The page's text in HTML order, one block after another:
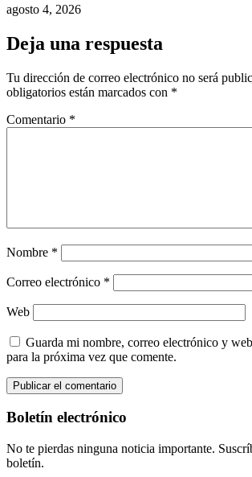
agosto 4, 2026
Deja una respuesta
Tu dirección de correo electrónico no será
obligatorios están marcados con *
Comentario *
Nombre *
Correo electrónico *
Web
Guarda mi nombre, correo electrónico y
para la próxima vez que comente.
Boletín electrónico
No te pierdas ninguna noticia importante.
boletín.